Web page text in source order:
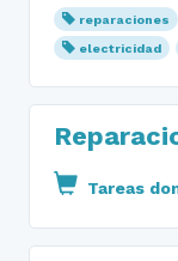
reparaciones
electricidad
Tareas